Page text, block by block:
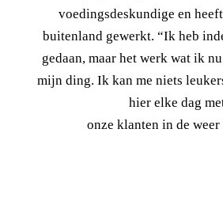
voedingsdeskundige en
buitenland gewerkt. “Ik heb
gedaan, maar het werk wat ik
mijn ding. Ik kan me niets
hier elke dag
onze klanten in de